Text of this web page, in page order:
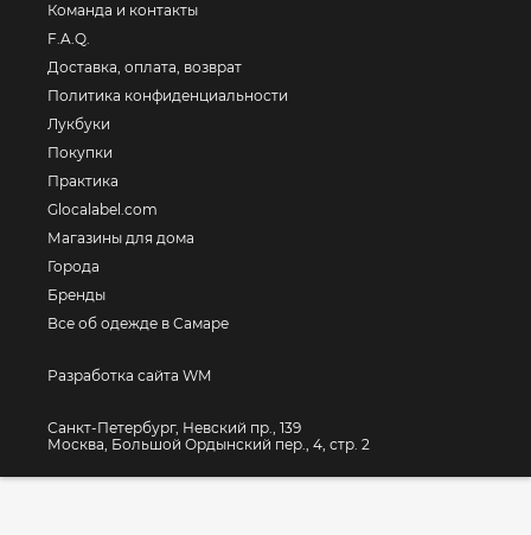
Команда и контакты
F.A.Q.
Доставка, оплата, возврат
Политика конфиденциальности
Лукбуки
Покупки
Практика
Glocalabel.com
Магазины для дома
Города
Бренды
Все об одежде в Самаре
Разработка сайта WM
Санкт-Петербург, Невский пр., 139
Москва, Большой Ордынский пер., 4, стр. 2